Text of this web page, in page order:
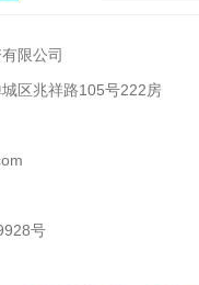
限公司
区兆祥路105号222房
号